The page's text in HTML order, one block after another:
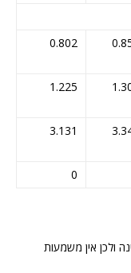
0.802
1.225
3.131
0
ולכן אין משמעות